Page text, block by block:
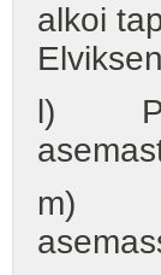
alkoi
l)
m)